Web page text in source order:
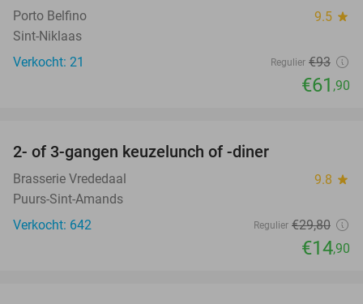
Porto Belfino 9.5 star
Sint-Niklaas
Verkocht: 21
Regulier €93
€61 ,90
2- of 3-gangen keuzelunch of -diner
Brasserie Vrededaal 9.8 star
Puurs-Sint-Amands
Verkocht: 642
Regulier €29,80
€14,90